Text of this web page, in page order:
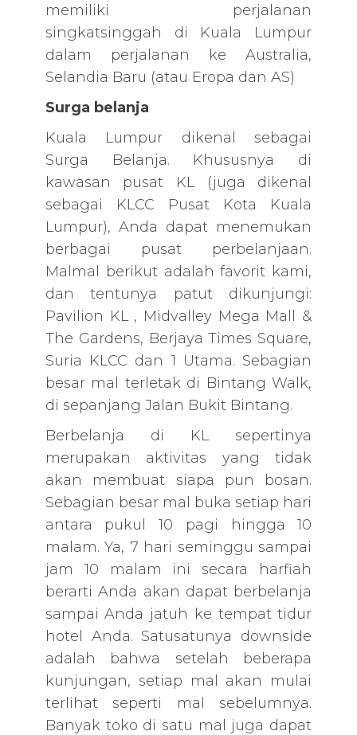
memiliki perjalanan
singkatsinggah di Kuala Lumpur
dalam perjalanan ke Australia,
Selandia Baru (atau Eropa dan AS)
Surga belanja
Kuala Lumpur dikenal sebagai
Surga Belanja. Khususnya di
kawasan pusat KL (juga dikenal
sebagai KLCC Pusat Kota Kuala
Lumpur), Anda dapat menemukan
berbagai pusat perbelanjaan.
Malmal berikut adalah favorit kami,
dan tentunya patut dikunjungi:
Pavilion KL , Midvalley Mega Mall &
The Gardens, Berjaya Times Square,
Suria KLCC dan 1 Utama. Sebagian
besar mal terletak di Bintang Walk,
di sepanjang Jalan Bukit Bintang.
Berbelanja di KL sepertinya
merupakan aktivitas yang tidak
akan membuat siapa pun bosan.
Sebagian besar mal buka setiap hari
antara pukul 10 pagi hingga 10
malam. Ya, 7 hari seminggu sampai
jam 10 malam ini secara harfiah
berarti Anda akan dapat berbelanja
sampai Anda jatuh ke tempat tidur
hotel Anda. Satusatunya downside
adalah bahwa setelah beberapa
kunjungan, setiap mal akan mulai
terlihat seperti mal sebelumnya.
Banyak toko di satu mal juga dapat